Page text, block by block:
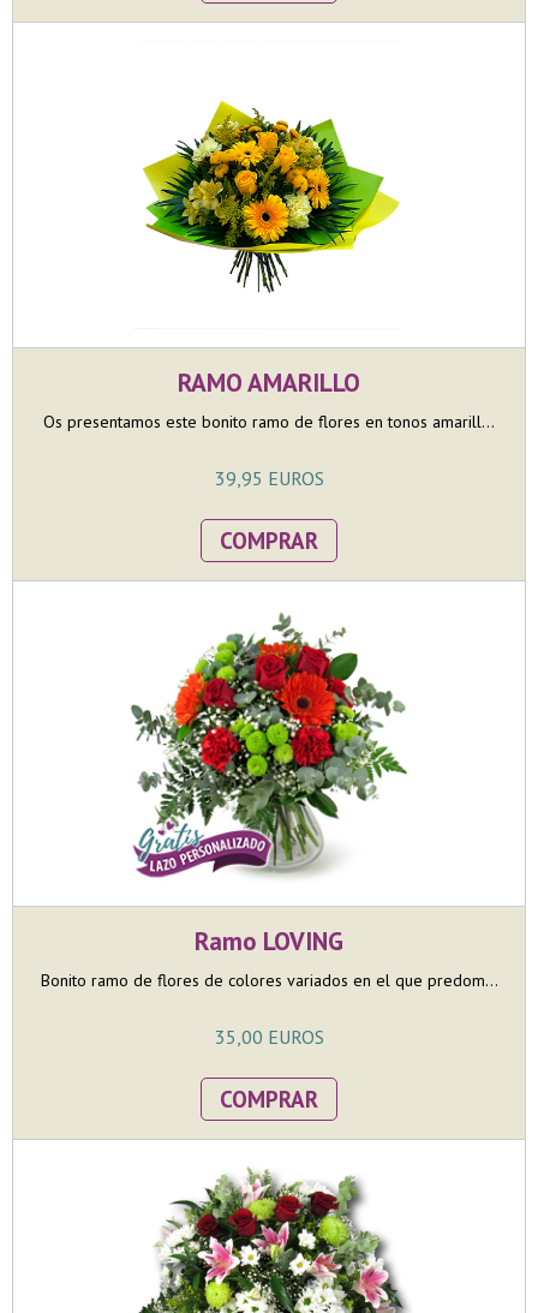
RAMO AMARILLO
Os presentamos este bonito ramo de flores en tonos amarill...
39,95 EUROS
COMPRAR
Ramo LOVING
Bonito ramo de flores de colores variados en el que predom...
35,00 EUROS
COMPRAR